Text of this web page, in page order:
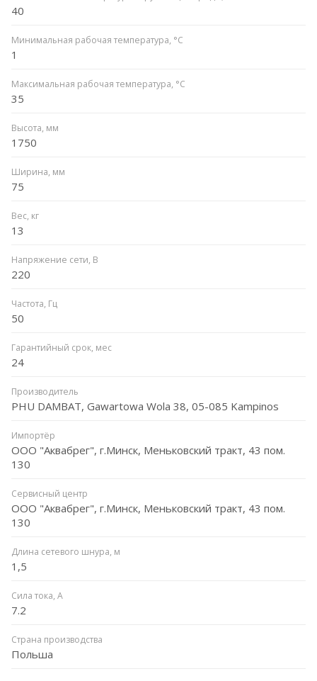
40
Минимальная рабочая температура, °C
1
Максимальная рабочая температура, °C
35
Высота, мм
1750
Ширина, мм
75
Вес, кг
13
Напряжение сети, В
220
Частота, Гц
50
Гарантийный срок, мес
24
Производитель
PHU DAMBAT, Gawartowa Wola 38, 05-085 Kampinos
Импортёр
ООО "Аквабрег", г.Минск, Меньковский тракт, 43 пом.
130
Сервисный центр
ООО "Аквабрег", г.Минск, Меньковский тракт, 43 пом.
130
Длина сетевого шнура, м
1,5
Сила тока, А
7.2
Страна производства
Польша